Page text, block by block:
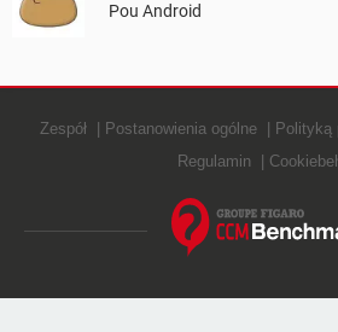
Pou Android
Zespół Postanowienia ogólne Polityką
Regulamin